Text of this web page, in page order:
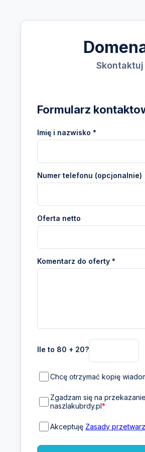
Formularz
Imię i nazwisko *
Numer telefonu (opcjonalnie)
Oferta netto
Komentarz do oferty *
Ile to 80 + 20?
Chcę otrzymać kopię
Zgadzam się na
naszlakubrdy.pl*
Akceptuję Zasady